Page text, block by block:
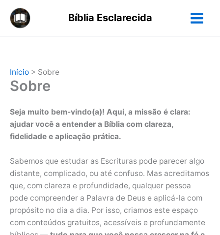
para
Bíblia Esclarecida
Início > Sobre
Sobre
Seja muito bem-vindo(a)! Aqui, a missão é clara:
ajudar você a entender a Bíblia com clareza,
fidelidade e aplicação prática.
Sabemos que estudar as Escrituras pode parecer algo
distante, complicado, ou até confuso. Mas acreditamos
que, com clareza e profundidade, qualquer pessoa
pode compreender a Palavra de Deus e aplicá-la com
propósito no dia a dia. Por isso, criamos este espaço
com conteúdos gratuitos, acessíveis e profundamente